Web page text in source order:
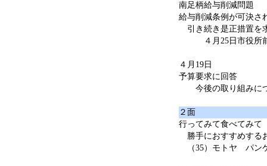
南足柄給与削減問題
給与削減条例が可決さ
引き続き是正措置を
４月25日市役所前
４月19日
予算要求に回答
今後の取り組みに
２面
行ってみて食べてみて
勝手におすすめする
（35）モトヤ パン